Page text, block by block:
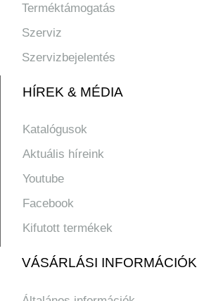
Terméktámogatás
Szerviz
Szervizbejelentés
HÍREK & MÉDIA
Katalógusok
Aktuális híreink
Youtube
Facebook
Kifutott termékek
VÁSÁRLÁSI INFORMÁCIÓK